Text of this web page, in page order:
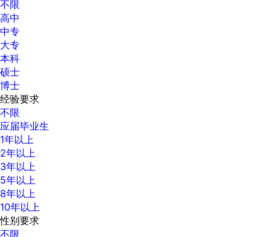
不限
高中
中专
大专
本科
硕士
博士
经验要求
不限
应届毕业生
1年以上
2年以上
3年以上
5年以上
8年以上
10年以上
性别要求
不限